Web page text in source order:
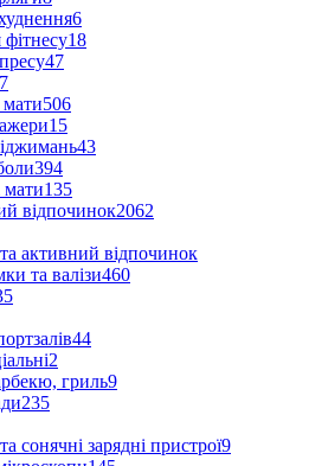
6
18
47
506
15
43
394
мати135
відпочинок2062
активний відпочинок
та валізи460
44
2
гриль9
235
сонячні зарядні пристрої9